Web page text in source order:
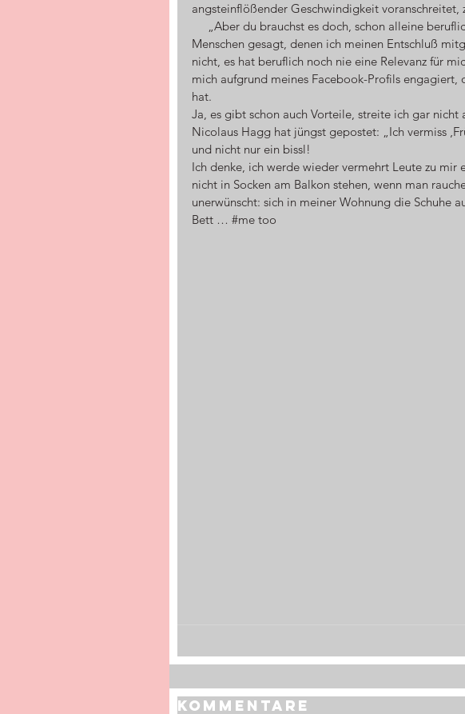
angsteinflößender Geschwindigkeit voranschreitet,
Menschen gesagt, denen ich meinen Entschluß
nicht, es hat beruflich noch nie eine Relevanz für
mich aufgrund meines Facebook-Profils engagiert,
hat.
Ja, es gibt schon auch Vorteile, streite ich gar nicht
Nicolaus Hagg hat jüngst gepostet: „Ich vermiss
und nicht nur ein bissl!
Ich denke, ich werde wieder vermehrt Leute zu
nicht in Socken am Balkon stehen, wenn man
unerwünscht: sich in meiner Wohnung die Schuhe
Bett … #me too
Kommentare